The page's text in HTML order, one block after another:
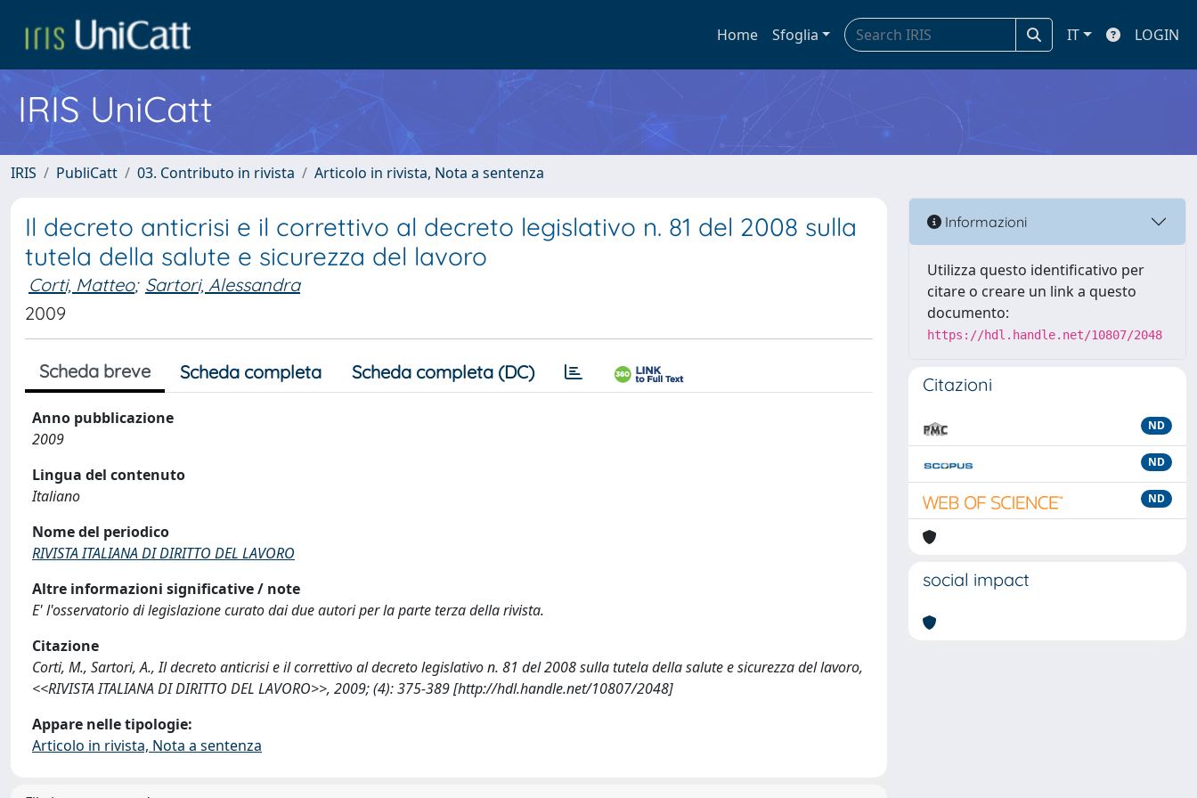
Home Sfoglia IT LOGIN
IRIS UniCatt
IRIS PubliCatt 03. Contributo in rivista Articolo in rivista, Nota a sentenza
Il decreto anticrisi e il correttivo al decreto legislativo n. 81 del 2008 sulla
tutela della salute e sicurezza del lavoro
Corti, Matteo; Sartori, Alessandra
2009
Scheda breve Scheda completa Scheda completa (DC)
Anno pubblicazione
2009
Lingua del contenuto
Italiano
Nome del periodico
RIVISTA ITALIANA DI DIRITTO DEL LAVORO
Altre informazioni significative / note
E' l'osservatorio di legislazione curato dai due autori per la parte terza della rivista.
Citazione
Corti, M., Sartori, A., Il decreto anticrisi e il correttivo al decreto legislativo n. 81 del 2008 sulla tutela della salute e sicurezza del lavoro,
<<RIVISTA ITALIANA DI DIRITTO DEL LAVORO>>, 2009; (4): 375-389 [http://hdl.handle.net/10807/2048]
Appare nelle tipologie:
Articolo in rivista, Nota a sentenza
Informazioni
Utilizza questo identificativo per
citare o creare un link a questo
documento:
https://hdl.handle.net/10807/2048
Citazioni
ND
ND
ND
social impact